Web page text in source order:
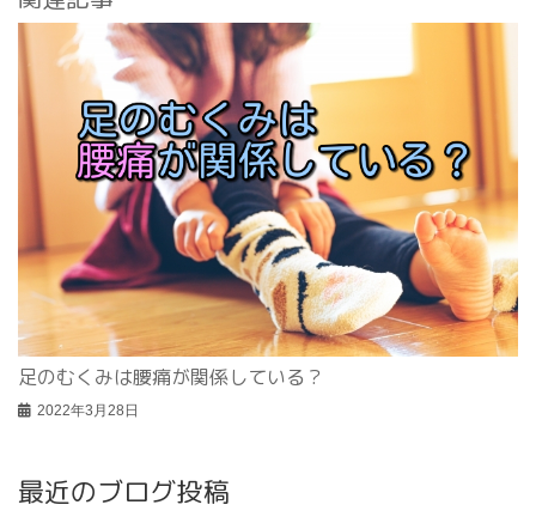
足のむくみは腰痛が関係している？
2022年3月28日
最近のブログ投稿